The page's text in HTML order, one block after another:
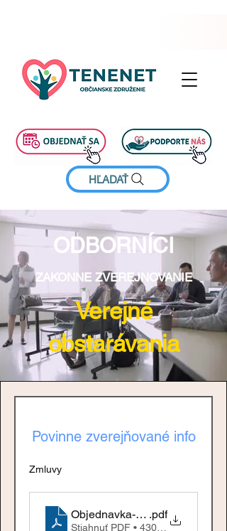
HĽADAŤ
ODBORNÍCI
ZAKONNE ZVEREJNOVANIE
Verejné
obstarávania
Povinne zverejňované info
Zmluvy
Objednavka-scan.pdf
Stiahnuť PDF • 430KB